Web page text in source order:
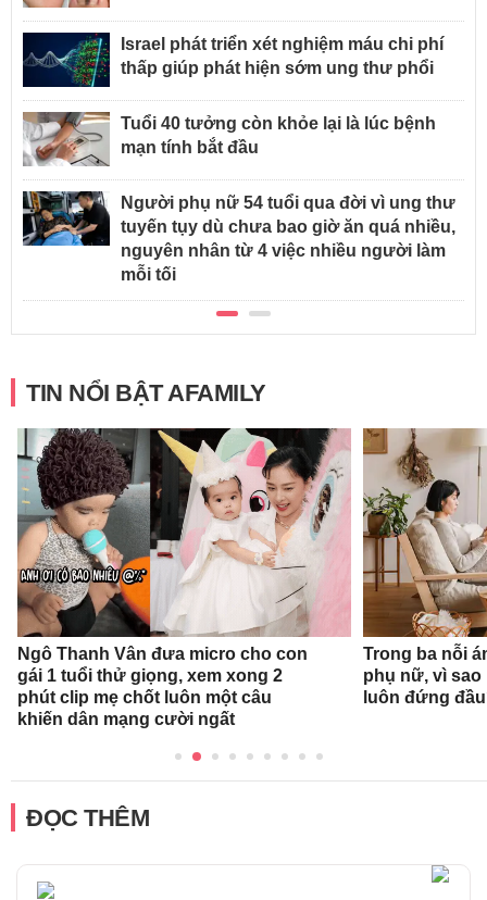
Israel phát triển xét nghiệm máu chi phí
thấp giúp phát hiện sớm ung thư phổi
Tuổi 40 tưởng còn khỏe lại là lúc bệnh
mạn tính bắt đầu
Người phụ nữ 54 tuổi qua đời vì ung thư
tuyến tụy dù chưa bao giờ ăn quá nhiều,
nguyên nhân từ 4 việc nhiều người làm
mỗi tối
TIN NỔI BẬT AFAMILY
Ngô Thanh Vân đưa micro cho con
gái 1 tuổi thử giọng, xem xong 2
phút clip mẹ chốt luôn một câu
khiến dân mạng cười ngất
Trong ba nỗi
phụ nữ, vì sao
luôn đứng
ĐỌC THÊM